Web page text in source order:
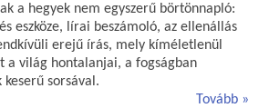
a hegyek nem egyszerű börtönnapló:
eszköze, lírai beszámoló, az ellenállás
erejű írás, mely kíméletlenül
a világ hontalanjai, a fogságban
sorsával.
Tovább